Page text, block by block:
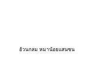
อ้วนกลม หมาน้อยแสนซน